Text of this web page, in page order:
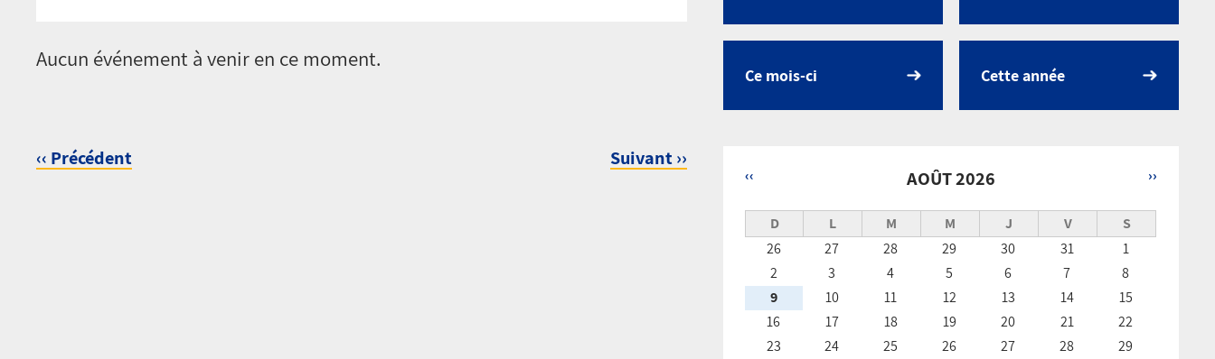
Aucun événement à venir en ce moment.
‹‹ Précédent Suivant››
Calendar
Ce mois-ci Cette année
AOÛT 2026
Pagination
‹‹ ››
D L M M J V
S
26
27 28 29 30 31
1
2
3 4 5 6 7
8
9
10 11 12 13 14
15
16
17 18 19 20 21
22
23
24 25 26 27 28
29